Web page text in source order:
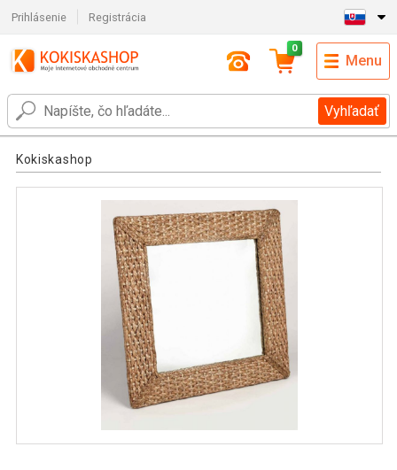
Prihlásenie Registrácia
Vyhľadať
0
Menu
Kokiskashop